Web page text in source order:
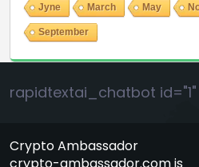
Jyne March May
September
rapidtextai_chatbot id="1"
Crypto Ambassador